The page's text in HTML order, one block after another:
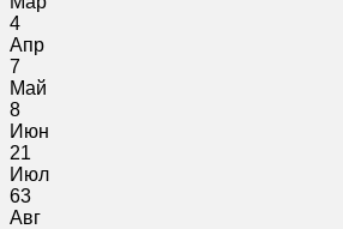
4
Апр
7
Май
8
Июн
21
Июл
63
Авг